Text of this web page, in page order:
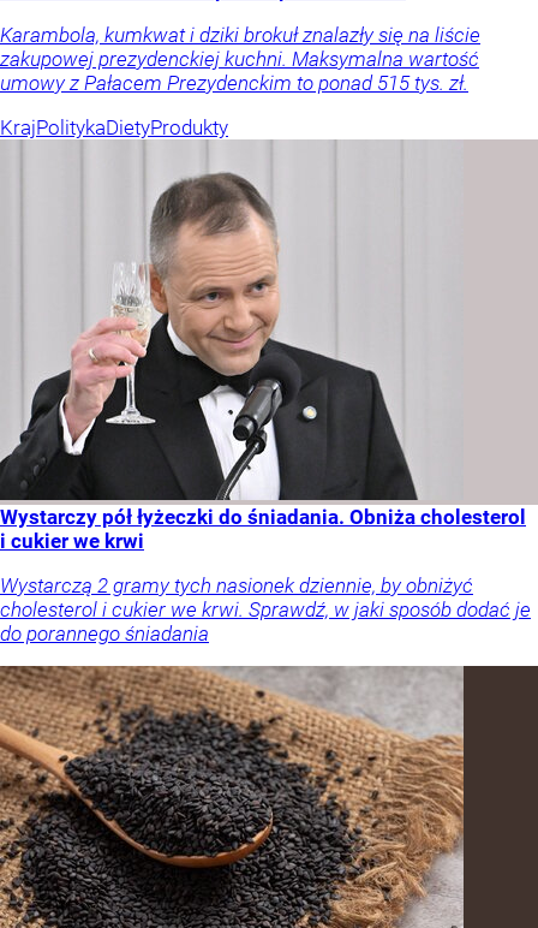
Karambola, kumkwat i dziki brokuł znalazły się na liście
zakupowej prezydenckiej kuchni. Maksymalna wartość
umowy z Pałacem Prezydenckim to ponad 515 tys. zł.
KrajPolitykaDietyProdukty
Wystarczy pół łyżeczki do śniadania. Obniża cholesterol
i cukier we krwi
Wystarczą 2 gramy tych nasionek dziennie, by obniżyć
cholesterol i cukier we krwi. Sprawdź, w jaki sposób dodać je
do porannego śniadania